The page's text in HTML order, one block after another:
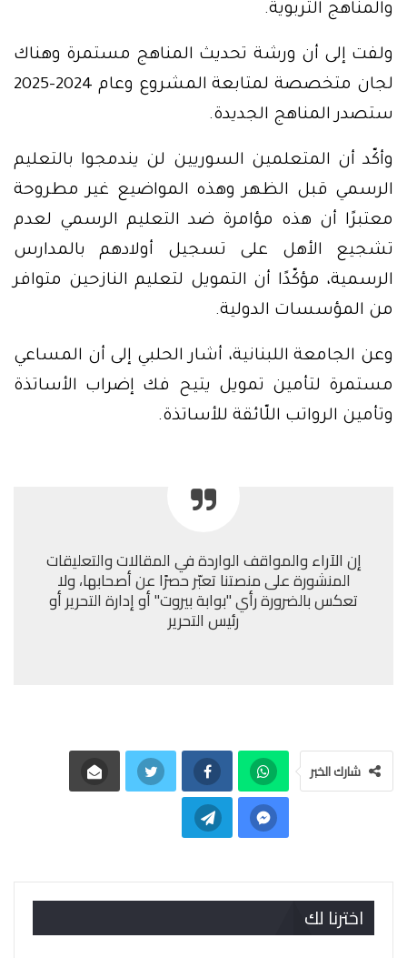
والمناهج التربوية.
ولفت إلى أن ورشة تحديث المناهج مستمرة وهناك
لجان متخصصة لمتابعة المشروع وعام 2024-2025
ستصدر المناهج الجديدة.
وأكّد أن المتعلمين السوريين لن يندمجوا بالتعليم
الرسمي قبل الظهر وهذه المواضيع غير مطروحة
معتبرًا أن هذه مؤامرة ضد التعليم الرسمي لعدم
تشجيع الأهل على تسجيل أولادهم بالمدارس
الرسمية، مؤكّدًا أن التمويل لتعليم النازحين متوافر
من المؤسسات الدولية.
وعن الجامعة اللبنانية، أشار الحلبي إلى أن المساعي
مستمرة لتأمين تمويل يتيح فك إضراب الأساتذة
وتأمين الرواتب اللّائقة للأساتذة.
إن الآراء والمواقف الواردة في المقالات والتعليقات
المنشورة على منصتنا تعبّر حصرًا عن أصحابها، ولا
تعكس بالضرورة رأي "بوابة بيروت" أو إدارة التحرير أو
رئيس التحرير
شارك الخبر
اخترنا لك